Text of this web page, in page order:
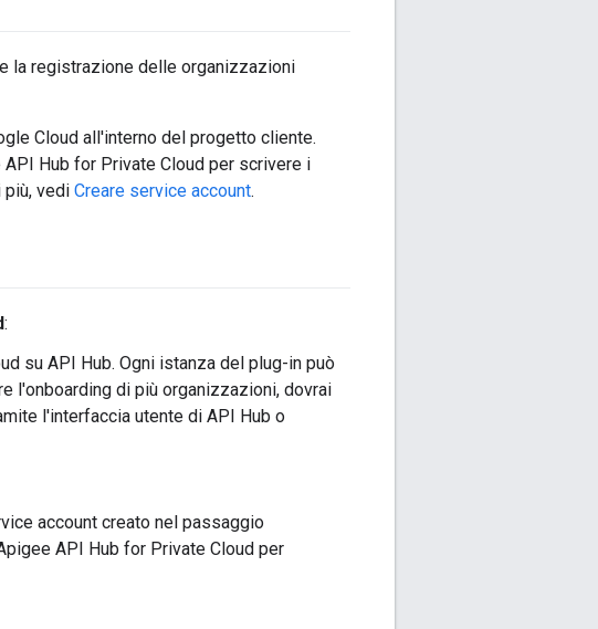
la registrazione delle organizzazioni
Cloud all'interno del progetto cliente.
Hub for Private Cloud per scrivere i
più, vedi Creare service account.
:
su API Hub. Ogni istanza del plug-in può
l'onboarding di più organizzazioni, dovrai
l'interfaccia utente di API Hub o
account creato nel passaggio
API Hub for Private Cloud per